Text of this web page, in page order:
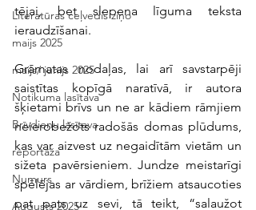
Literatūras ceļvedis ziņo
maijs 2025
maijs/ jūnijs 2025
Notikuma lasītava
Brīvdienu lasītava
reportāža
Numurs
Augusts 2025
tējai, bet slepena līguma teksta
ieraudzīšanai.
Grāmatas nodaļas, lai arī savstarpēji
saistītas kopīgā naratīvā, ir autora
šķietami brīvs un ne ar kādiem rāmjiem
neierobežots radošās domas plūdums,
kas var aizvest uz negaidītām vietām un
sižeta pavērsieniem. Jundze meistarīgi
spēlējas ar vārdiem, brīžiem atsaucoties
pat pats uz sevi, tā teikt, “salaužot